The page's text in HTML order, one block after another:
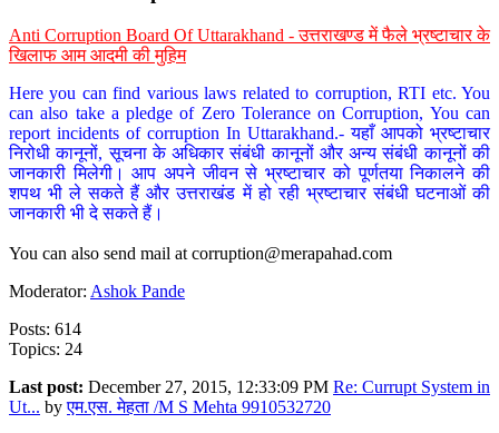
Anti Corruption Board Of Uttarakhand - उत्तराखण्ड में फैले भ्रष्टाचार के
खिलाफ आम आदमी की मुहिम
Here you can find various laws related to corruption, RTI etc. You
can also take a pledge of Zero Tolerance on Corruption, You can
report incidents of corruption In Uttarakhand.- यहाँ आपको भ्रष्टाचार
निरोधी कानूनों, सूचना के अधिकार संबंधी कानूनों और अन्य संबंधी कानूनों की
जानकारी मिलेगी। आप अपने जीवन से भ्रष्टाचार को पूर्णतया निकालने की
शपथ भी ले सकते हैं और उत्तराखंड में हो रही भ्रष्टाचार संबंधी घटनाओं की
जानकारी भी दे सकते हैं।
You can also send mail at corruption@merapahad.com
Moderator: Ashok Pande
Posts: 614
Topics: 24
Last post: December 27, 2015, 12:33:09 PM Re: Currupt System in
Ut... byएम.एस. मेहता /M S Mehta 9910532720